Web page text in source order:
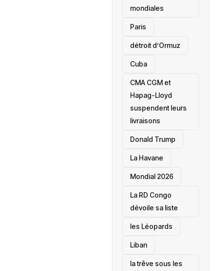
mondiales
Paris
détroit d’Ormuz
‎Cuba
CMA CGM et
Hapag-Lloyd
suspendent leurs
livraisons
Donald Trump
La Havane
Mondial 2026
La RD Congo
dévoile sa liste
les Léopards
‎Liban
la trêve sous les